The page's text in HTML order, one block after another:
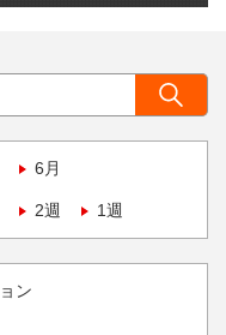
6月
2週 1週
ン